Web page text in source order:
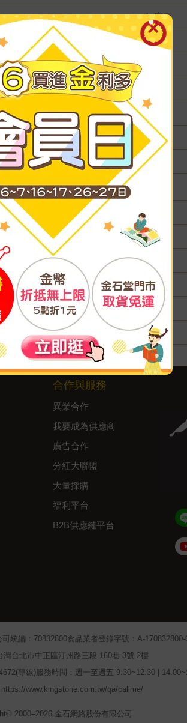
無庫存
無庫存
無庫存
無庫存
無庫存
無庫存
無庫存
無庫存
無庫存
無庫存
無庫存
合作與服務
異業合作
我要成為供應商
廣告合作
分紅大聯盟
大量採購
福利平台
B2B供應鏈平台
統編：70832800食品業者登錄字號：A-170832800-
灣台北市中正區汀州路三段 160巷 3號 2樓
專線) 服務時間：週一至週五 9:30~12:30 |
www.kingstone.com.tw/qa/callme/
2000–2026 金石網絡股份有限公司